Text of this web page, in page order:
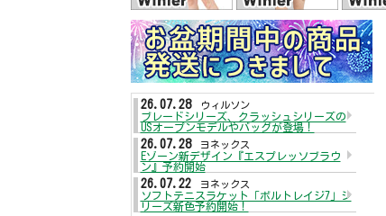
26.07.28 ウィルソン
ブレードシリーズ、クラッシュシリーズの
USオープンモデルやバッグが登場！
26.07.28 ヨネックス
Eゾーン新デザイン『エスプレッソブラウ
ン』予約開始
26.07.22 ヨネックス
ソフトテニスラケット「ボルトレイジ7」シ
リーズ新色予約開始！